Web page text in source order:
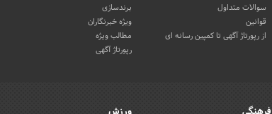
سوالات متداول
قوانین
از رپورتاژ آگهی تا کمپین رسانه ای
برندسازی
ویژه خبرنگاران
مطالب ویژه
رپورتاژ آگهی